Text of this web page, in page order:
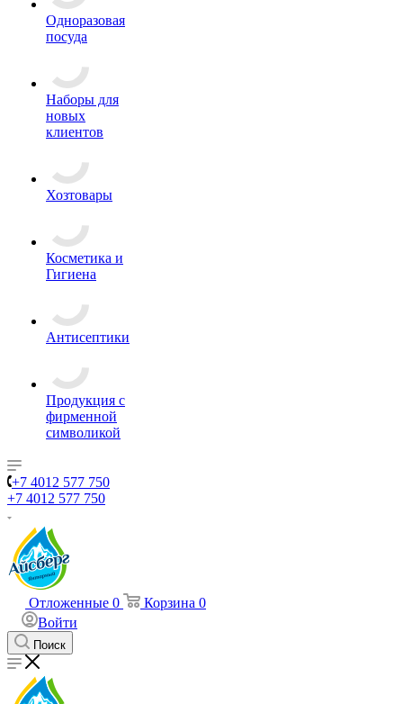
Одноразовая
посуда
Наборы для
новых
клиентов
Хозтовары
Косметика и
Гигиена
Антисептики
Продукция с
фирменной
символикой
+7 4012 577 750
+7 4012 577 750
Отложенные 0 Корзина 0
Войти
Поиск